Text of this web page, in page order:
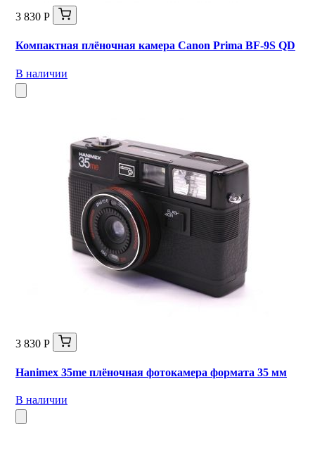
3 830 Р
Компактная плёночная камера Canon Prima BF-9S QD
В наличии
3 830 Р
Hanimex 35me плёночная фотокамера формата 35 мм
В наличии